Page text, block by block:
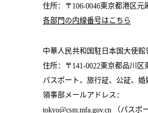
住所：〒106-0046東京都港区元
各部門の内線番号はこちら
中華人民共和国駐日本国大使館
住所：〒141-0022東京都品川区
パスポート、旅行証、公証、婚
領事部メールアドレス：
tokyo@csm.mfa.gov.cn （パスポ